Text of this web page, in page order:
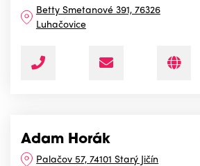
Betty Smetanové 391, 76326
Luhačovice
Adam Horák
Palačov 57, 74101 Starý Jičín